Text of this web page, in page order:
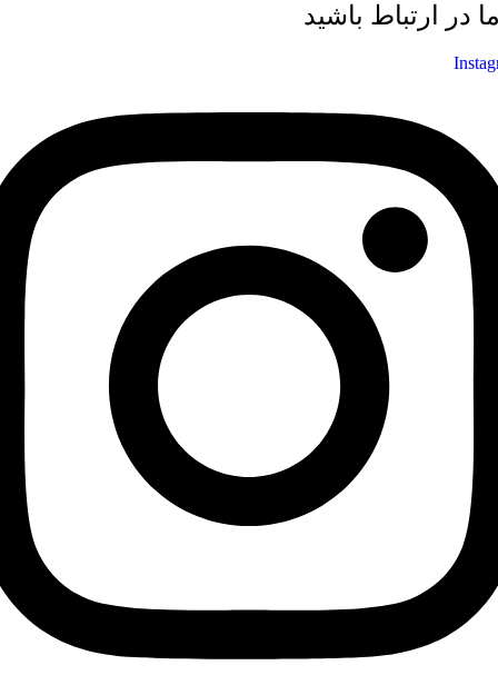
در ارتباط باشید